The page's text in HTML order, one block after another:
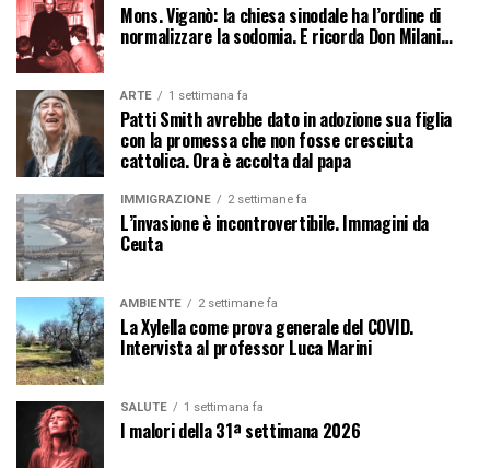
Mons. Viganò: la chiesa sinodale ha l’ordine di
normalizzare la sodomia. E ricorda Don Milani…
ARTE 1 settimana fa
Patti Smith avrebbe dato in adozione sua figlia
con la promessa che non fosse cresciuta
cattolica. Ora è accolta dal papa
IMMIGRAZIONE 2 settimane fa
L’invasione è incontrovertibile. Immagini da
Ceuta
AMBIENTE 2 settimane fa
La Xylella come prova generale del COVID.
Intervista al professor Luca Marini
SALUTE 1 settimana fa
I malori della 31ª settimana 2026